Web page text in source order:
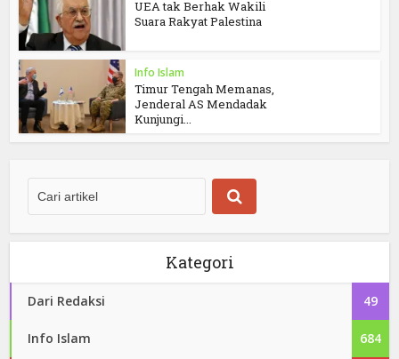
UEA tak Berhak Wakili
Suara Rakyat Palestina
Info Islam
Timur Tengah Memanas,
Jenderal AS Mendadak
Kunjungi...
Kategori
Dari Redaksi 49
Info Islam 684